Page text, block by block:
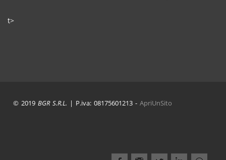
t>
© 2019 BGR S.R.L. | P.iva: 08175601213 - ApriUnSito